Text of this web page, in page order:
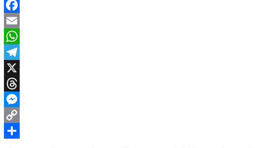
Facebook
Email
WhatsApp
Telegram
X
Threads
Messenger
Copy